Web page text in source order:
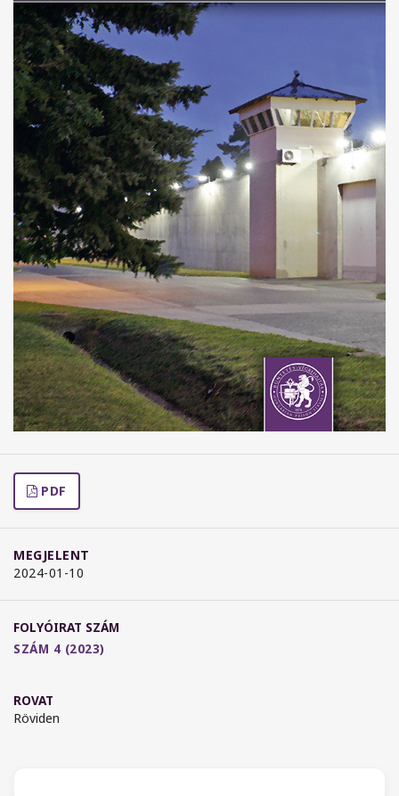
PDF
MEGJELENT
2024-01-10
FOLYÓIRAT SZÁM
SZÁM 4 (2023)
ROVAT
Röviden